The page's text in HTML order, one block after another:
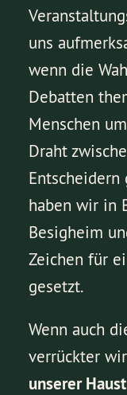
uns
wenn die
Debatten
Menschen
Draht
Entscheidern
haben wir in
Besigheim
Zeichen für
gesetzt.
Wenn auch
verrückter
unserer